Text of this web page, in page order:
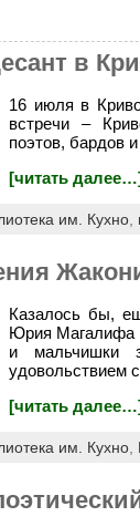
в
16 июля в
встречи –
поэтов, бардов
[читать
им. Кухно,
Казалось бы,
Юрия Магалифа
и мальчишки
удовольствием
[читать
им. Кухно,